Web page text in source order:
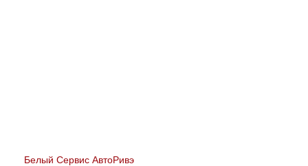
Белый Сервис АвтоРивэ